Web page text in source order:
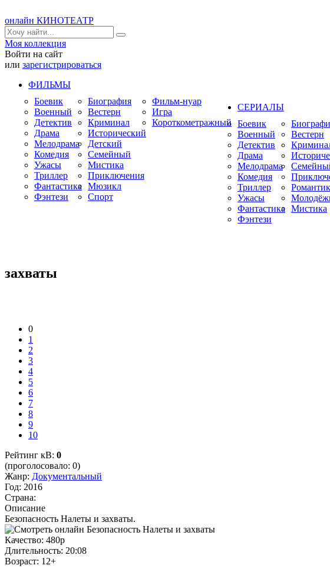
онлайн КИНОТЕАТР
Моя коллекция
Войти на сайт
или зарегистрироваться
ФИЛЬМЫ
Боевик
Военный
Детектив
Драма
Мелодрама
Комедия
Ужасы
Триллер
Фантастика
Фэнтези
Биография
Вестерн
Криминал
Исторический
Детский
Семейный
Мистика
Приключения
Мюзикл
Спорт
Фильм-нуар
Игра
Короткометражный
СЕРИАЛЫ
Боевик
Военный
Детектив
Драма
Мелодрама
Комедия
Триллер
Ужасы
Фантастика
Фэнтези
Вестерн
Мистика
захваты
0
1
2
3
4
5
6
7
8
9
10
Рейтинг кВ: 0
(проголосовало: 0)
Жанр: Документальный
Год: 2016
Страна:
Описание
Безопасность Налеты и захваты.
Качество: 480p
Длительность: 20:08
Возраст: 12+